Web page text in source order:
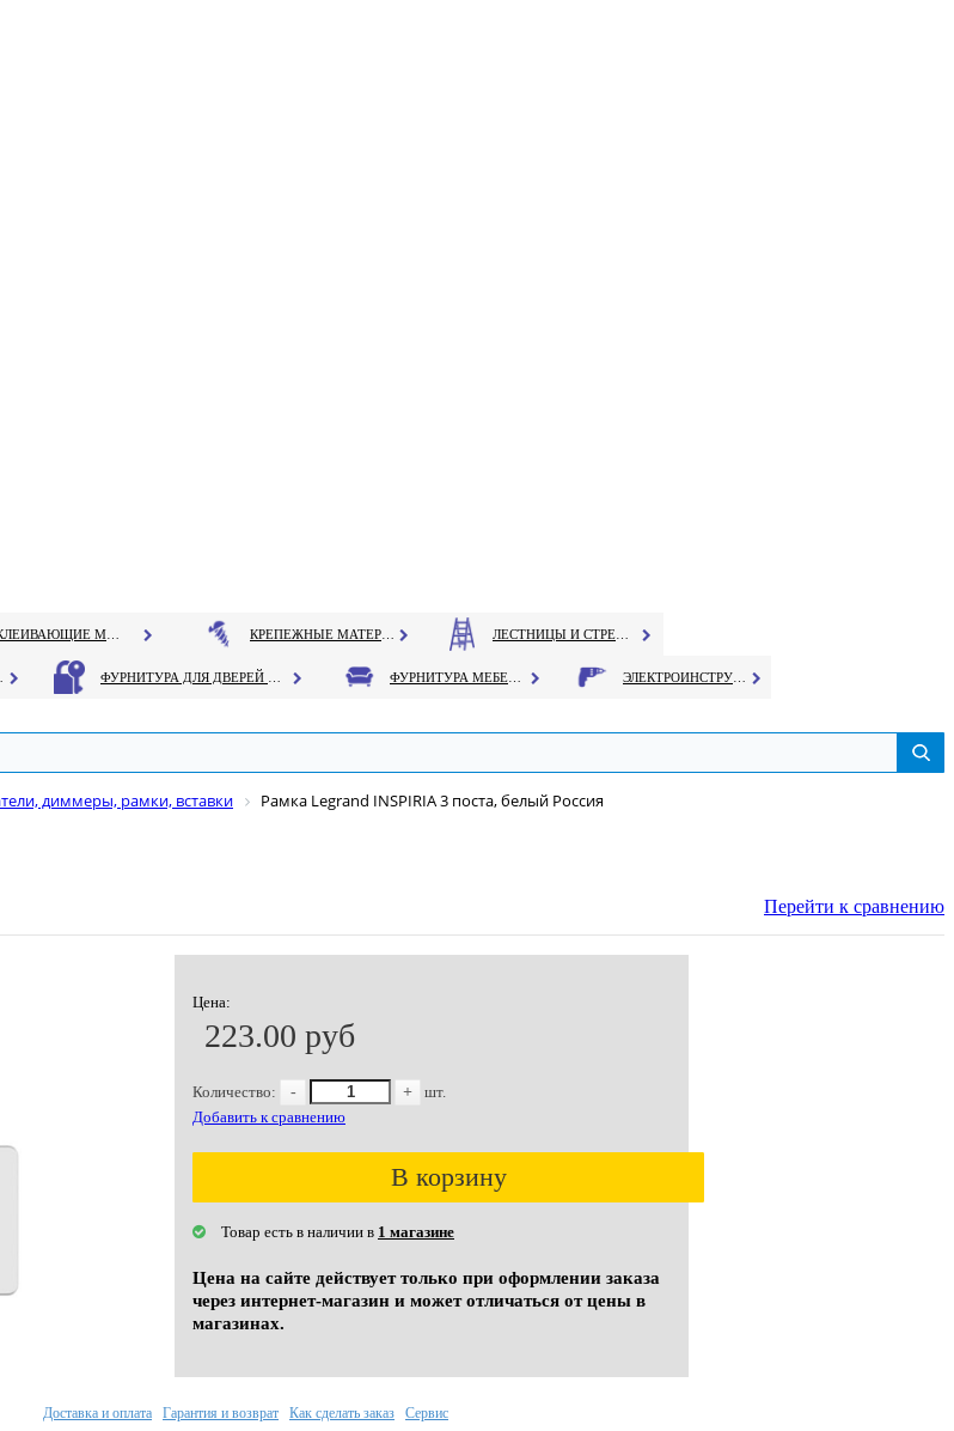
диммеры, рамки, вставки Рамка Legrand INSPIRIA 3 поста, белый Россия
Перейти к сравнению
Цена:
223.00 руб
Количество: - +
шт.
Добавить к сравнению
В корзину
Товар есть в наличии в 1 магазине
Цена на сайте действует только при оформлении заказа
через интернет-магазин и может отличаться от цены в
магазинах.
Доставка и оплата Гарантия и возврат Как сделать заказ Сервис